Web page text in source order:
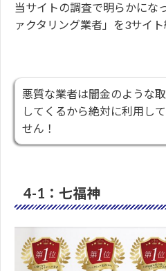
当サイトの調査で明らかにな
ァクタリング業者」を3サイト
悪質な業者は闇金のような
してくるから絶対に利用し
せん！
4-1：七福神